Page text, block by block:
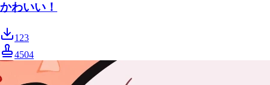
かわいい！
123
4504